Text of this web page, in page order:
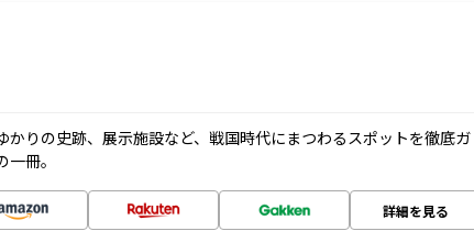
かりの史跡、展示施設など、戦国時代にまつわるスポットを徹底ガ
冊。
詳細を見る